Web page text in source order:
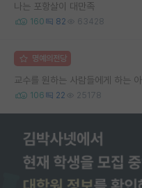
나는 포항살이 대만족
160 82 63428
명예의전당
교수를 원하는 사람들에게 하는
106 22 25178